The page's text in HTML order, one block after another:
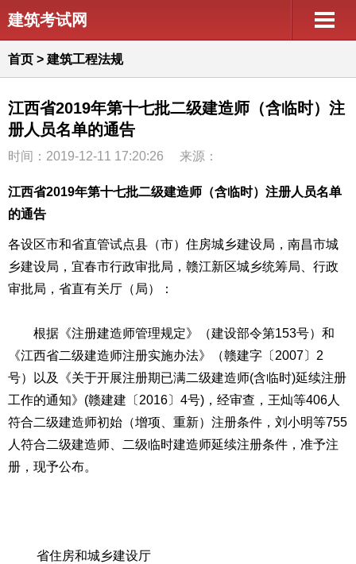
建筑考试网
首页 > 建筑工程法规
江西省2019年第十七批二级建造师（含临时）注
册人员名单的通告
时间：2019-12-11 17:20:26 来源：
江西省2019年第十七批二级建造师（含临时）注册人员名单
的通告
各设区市和省直管试点县（市）住房城乡建设局，南昌市城
乡建设局，宜春市行政审批局，赣江新区城乡统筹局、行政
审批局，省直有关厅（局）：
根据《注册建造师管理规定》（建设部令第153号）和
《江西省二级建造师注册实施办法》（赣建字〔2007〕2
号）以及《关于开展注册期已满二级建造师(含临时)延续注册
工作的通知》(赣建建〔2016〕4号)，经审查，王灿等406人
符合二级建造师初始（增项、重新）注册条件，刘小明等755
人符合二级建造师、二级临时建造师延续注册条件，准予注
册，现予公布。
省住房和城乡建设厅